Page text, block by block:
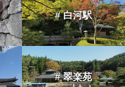
# 白河駅
# 翠楽苑